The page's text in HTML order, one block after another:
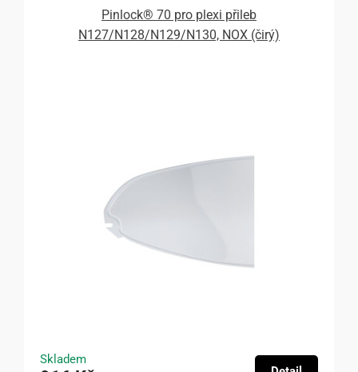
Pinlock® 70 pro plexi přileb
N127/N128/N129/N130, NOX (čirý)
Skladem